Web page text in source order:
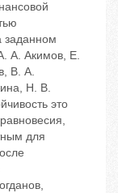
заданном
А. Акимов, Е.
В. А.
Н. В.
‬это
для